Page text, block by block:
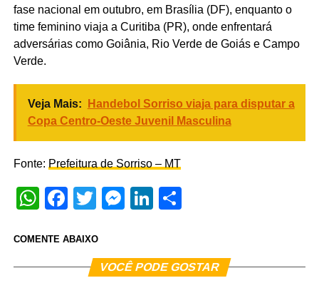
fase nacional em outubro, em Brasília (DF), enquanto o
time feminino viaja a Curitiba (PR), onde enfrentará
adversárias como Goiânia, Rio Verde de Goiás e Campo
Verde.
Veja Mais:
Handebol Sorriso viaja para disputar a
Copa Centro-Oeste Juvenil Masculina
Fonte: Prefeitura de Sorriso – MT
WhatsApp
Facebook
TwitterMessenger
LinkedIn
COMENTE ABAIXO
VOCÊ PODE GOSTAR